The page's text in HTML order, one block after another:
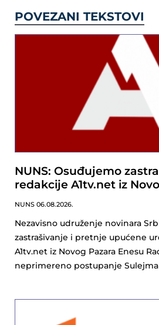
POVEZANI TEKSTOVI
NUNS: Osuđujemo
redakcije A1tv.net iz
NUNS 06.08.2026.
Nezavisno udruženje novinara
zastrašivanje i pretnje upućene
A1tv.net iz Novog Pazara Enesu
neprimereno postupanje